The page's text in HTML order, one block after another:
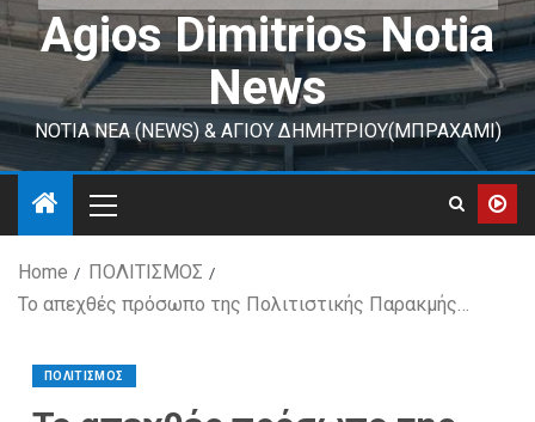
Agios Dimitrios Notia
News
ΝΟΤΙΑ ΝΕΑ (NEWS) & ΑΓΙΟΥ ΔΗΜΗΤΡΙΟΥ(ΜΠΡΑΧΑΜΙ)
Home
ΠΟΛΙΤΙΣΜΟΣ
Το απεχθές πρόσωπο της Πολιτιστικής Παρακμής…
ΠΟΛΙΤΙΣΜΟΣ